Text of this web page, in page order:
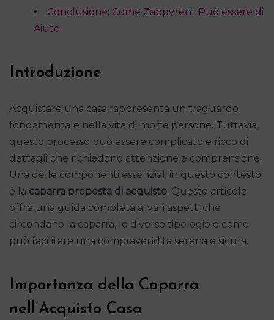
Conclusione: Come Zappyrent Può essere di
Aiuto
Introduzione
Acquistare una casa rappresenta un traguardo
fondamentale nella vita di molte persone. Tuttavia,
questo processo può essere complicato e ricco di
dettagli che richiedono attenzione e comprensione.
Una delle componenti essenziali in questo contesto
è la caparra proposta di acquisto. Questo articolo
offre una guida completa ai vari aspetti che
circondano la caparra, le diverse tipologie e come
può facilitare una compravendita serena e sicura.
Importanza della Caparra
nell’Acquisto Casa